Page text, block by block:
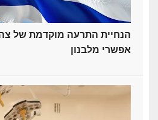
הנחיית התרעה מוקדמת של
אפשרי מלבנון